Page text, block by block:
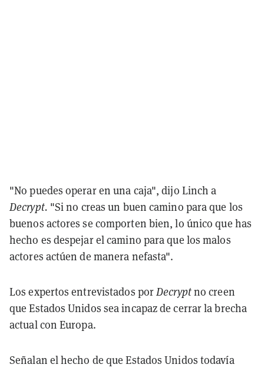
"No puedes operar en una caja", dijo Linch a
Decrypt. "Si no creas un buen camino para que los
buenos actores se comporten bien, lo único que has
hecho es despejar el camino para que los malos
actores actúen de manera nefasta".
Los expertos entrevistados porDecryptno creen
que Estados Unidos sea incapaz de cerrar la brecha
actual con Europa.
Señalan el hecho de que Estados Unidos todavía